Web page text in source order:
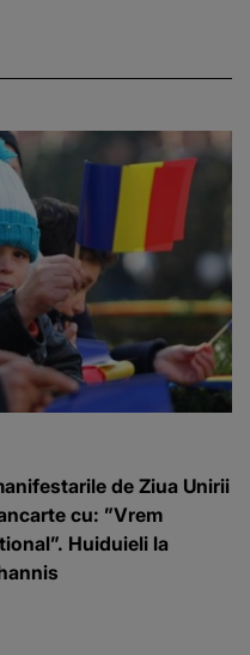
de Ziua Unirii
cu: ”Vrem
Huiduieli la